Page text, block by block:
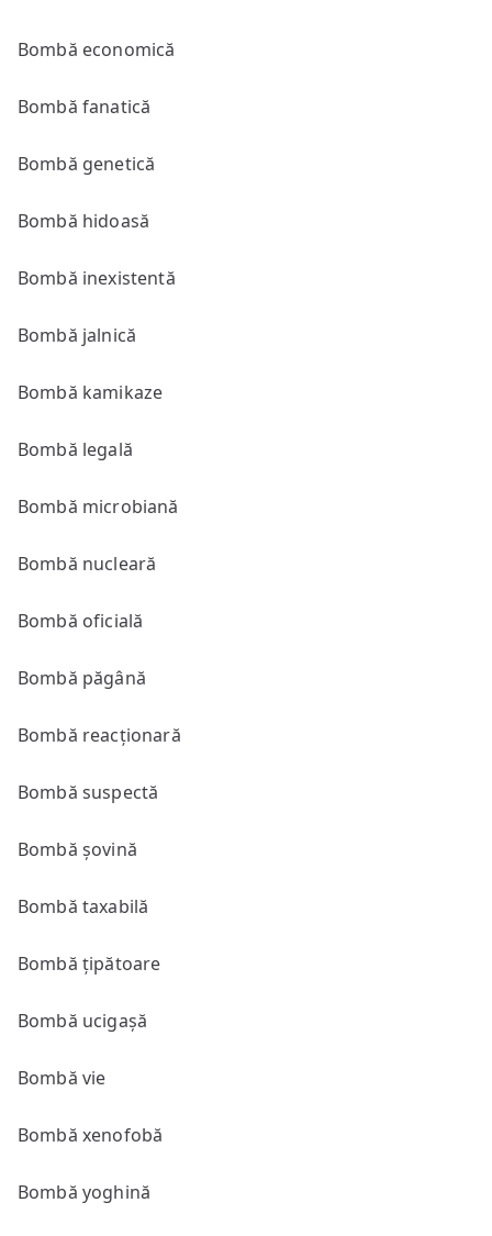
Bombă economică
Bombă fanatică
Bombă genetică
Bombă hidoasă
Bombă inexistentă
Bombă jalnică
Bombă kamikaze
Bombă legală
Bombă microbiană
Bombă nucleară
Bombă oficială
Bombă păgână
Bombă reacționară
Bombă suspectă
Bombă șovină
Bombă taxabilă
Bombă țipătoare
Bombă ucigașă
Bombă vie
Bombă xenofobă
Bombă yoghină